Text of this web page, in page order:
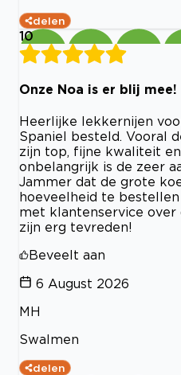
delen
10
Onze Noa is er blij mee!
Heerlijke lekkernijen
Spaniel besteld. Vooral
zijn top, fijne kwaliteit
onbelangrijk is de zeer
Jammer dat de grote
hoeveelheid te
met klantenservice over
zijn erg tevreden!
Beveelt aan
6 August 2026
MH
Swalmen
delen